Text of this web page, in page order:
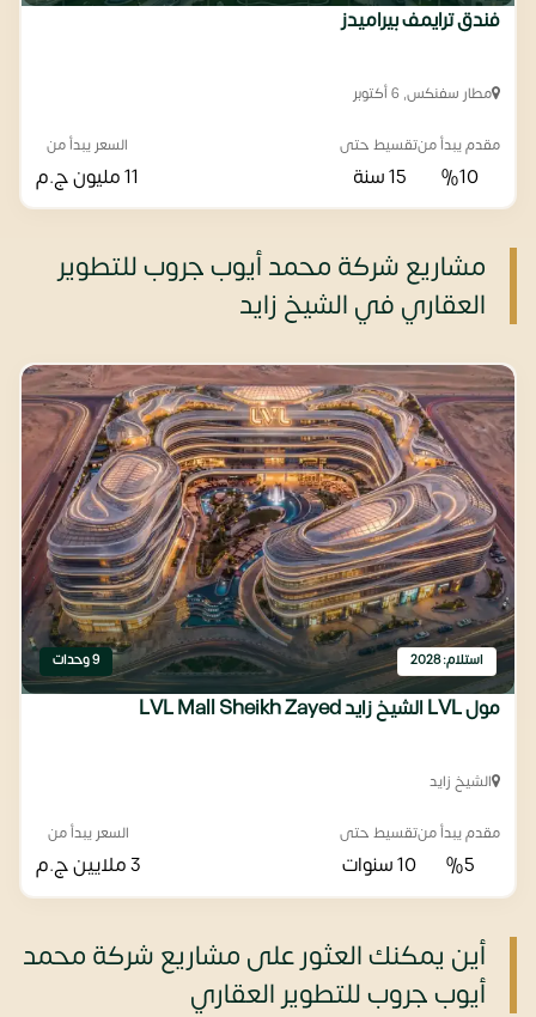
فندق ترايمف بيراميدز
مطار سفنكس, 6 أكتوبر
مقدم يبدأ من
%10
تقسيط حتى
15 سنة
السعر يبدأ من
11 مليون ج.م
مشاريع شركة محمد أيوب جروب للتطوير
العقاري في الشيخ زايد
استلام: 2028 9 وحدات
مول LVL الشيخ زايد LVL Mall Sheikh Zayed
الشيخ زايد
مقدم يبدأ من
%5
تقسيط حتى
10 سنوات
السعر يبدأ من
3 ملايين ج.م
أين يمكنك العثور على مشاريع شركة محمد
أيوب جروب للتطوير العقاري